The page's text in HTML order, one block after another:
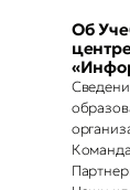
Об
Команда